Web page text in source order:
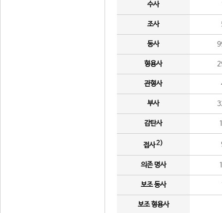
수사
조사
동사
형용사
관형사
부사
감탄사
접사2)
의존 명사
보조 동사
보조 형용사